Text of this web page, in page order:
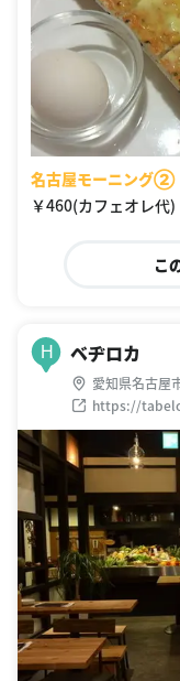
名古屋モーニング②
￥460(カフェオレ代)
こ
H ベヂロカ
愛知県名古屋
https://